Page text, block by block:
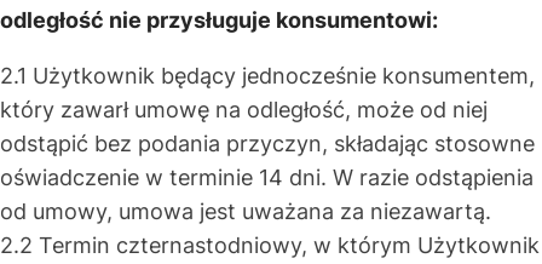
odległość nie przysługuje konsumentowi:
2.1 Użytkownik będący jednocześnie konsumentem,
który zawarł umowę na odległość, może od niej
odstąpić bez podania przyczyn, składając stosowne
oświadczenie w terminie 14 dni. W razie odstąpienia
od umowy, umowa jest uważana za niezawartą.
2.2 Termin czternastodniowy, w którym Użytkownik